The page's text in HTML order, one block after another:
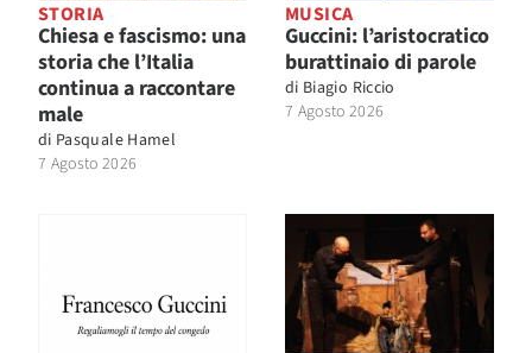
STORIA
Chiesa e fascismo: una
storia che l’Italia
continua a raccontare
male
di Pasquale Hamel
7 Agosto 2026
MUSICA
Guccini: l’aristocratico
burattinaio di parole
di Biagio Riccio
7 Agosto 2026